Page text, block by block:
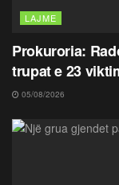
LAJME
Prokuroria:
trupat e 23
05/08/2026